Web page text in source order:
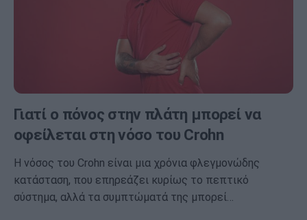
Γιατί ο πόνος στην πλάτη μπορεί να
οφείλεται στη νόσο του Crohn
Η νόσος του Crohn είναι μια χρόνια φλεγμονώδης
κατάσταση, που επηρεάζει κυρίως το πεπτικό
σύστημα, αλλά τα συμπτώματά της μπορεί…